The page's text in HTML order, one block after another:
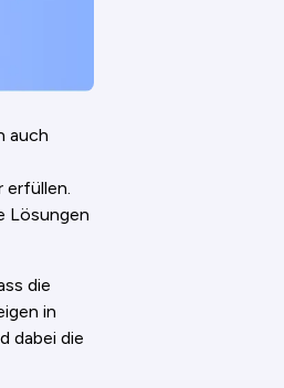
auch
erfüllen.
Lösungen
die
in
dabei die